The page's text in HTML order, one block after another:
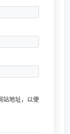
站地址，以便